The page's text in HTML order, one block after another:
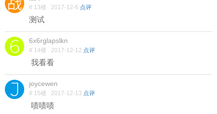
# 13楼 2017-12-6 点评
测试
6x6rglapslkn
# 14楼 2017-12-12 点评
我看看
joycewen
# 15楼 2017-12-13 点评
啧啧啧